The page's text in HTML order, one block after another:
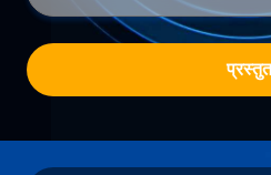
प्रस्तुत